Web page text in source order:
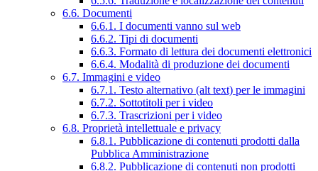
6.6. Documenti
6.6.1. I documenti vanno sul web
6.6.2. Tipi di documenti
6.6.3. Formato di lettura dei documenti elettronici
6.6.4. Modalità di produzione dei documenti
6.7. Immagini e video
6.7.1. Testo alternativo (alt text) per le immagini
6.7.2. Sottotitoli per i video
6.7.3. Trascrizioni per i video
6.8. Proprietà intellettuale e privacy
6.8.1. Pubblicazione di contenuti prodotti dalla
Pubblica Amministrazione
6.8.2. Pubblicazione di contenuti non prodotti